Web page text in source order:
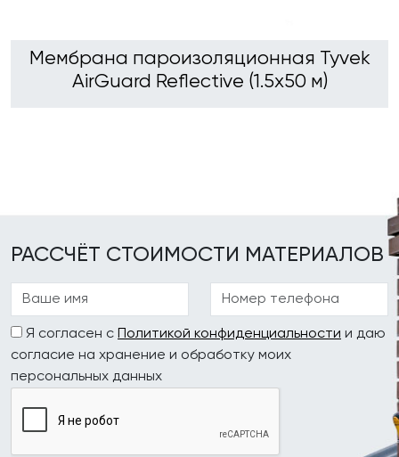
Мембрана пароизоляционная Tyvek
AirGuard Reflective (1.5х50 м)
РАССЧЁТ СТОИМОСТИ МАТЕРИАЛОВ
Я согласен с Политикой конфиденциальности и даю
согласие на хранение и обработку моих
персональных данных